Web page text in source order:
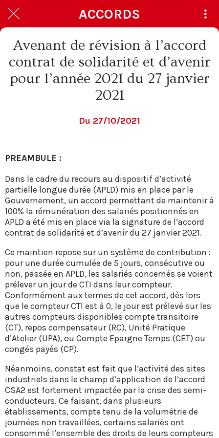
ACCORDS
Avenant de révision à l’accord
contrat de solidarité et d’avenir
pour l’année 2021 du 27 janvier
2021
Du 27/10/2021
PREAMBULE :
Dans le cadre du recours au dispositif d’activité
partielle longue durée (APLD) mis en place par le
Gouvernement, un accord permettant de maintenir à
100% la rémunération des salariés positionnés en
APLD a été mis en place via la signature de l’accord
contrat de solidarité et d’avenir du 27 janvier 2021.
Ce maintien repose sur un système de contribution :
pour une durée cumulée de 5 jours, consécutive ou
non, passée en APLD, les salariés concernés se voient
prélever un jour de CTI dans leur compteur.
Conformément aux termes de cet accord, dès lors
que le compteur CTI est à 0, le jour est prélevé sur les
autres compteurs disponibles compte transitoire
(CT), repos compensateur (RC), Unité Pratique
d’Atelier (UPA), ou Compte Epargne Temps (CET) ou
congés payés (CP).
Néanmoins, constat est fait que l’activité des sites
industriels dans le champ d’application de l’accord
CSA2 est fortement impactée par la crise des semi-
conducteurs. Ce faisant, dans plusieurs
établissements, compte tenu de la volumétrie de
journées non travaillées, certains salariés ont
consommé l’ensemble des droits de leurs compteurs